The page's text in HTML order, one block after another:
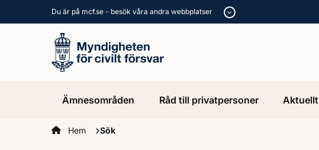
Du är på mcf.se - besök våra andra webbplatser
Ämnesområden Råd till privatpersoner Aktuellt
Startsidan
Hem Sök